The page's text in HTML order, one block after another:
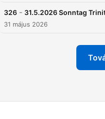
326 - 31.5.2026 Sonntag
31 május 2026